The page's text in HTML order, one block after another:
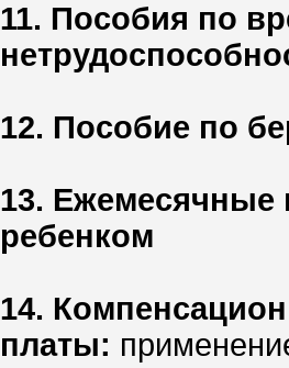
11. Пособия по
12. Пособие по
13. Ежемесячные
ребенком
14.
платы: